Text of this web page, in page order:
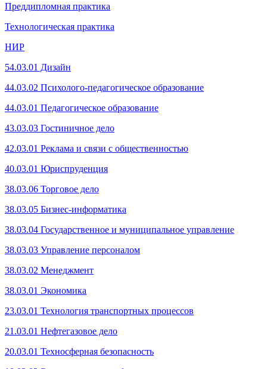
Преддипломная практика
Технологическая практика
НИР
54.03.01 Дизайн
44.03.02 Психолого-педагогическое образование
44.03.01 Педагогическое образование
43.03.03 Гостиничное дело
42.03.01 Реклама и связи с общественностью
40.03.01 Юриспруденция
38.03.06 Торговое дело
38.03.05 Бизнес-информатика
38.03.04 Государственное и муниципальное управление
38.03.03 Управление персоналом
38.03.02 Менеджмент
38.03.01 Экономика
23.03.01 Технология транспортных процессов
21.03.01 Нефтегазовое дело
20.03.01 Техносферная безопасность